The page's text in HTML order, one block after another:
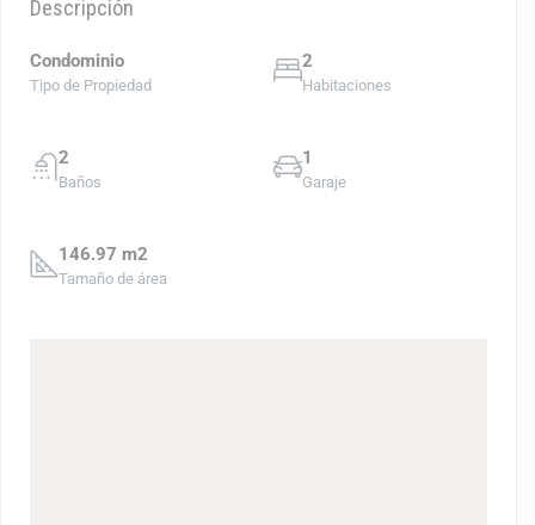
Descripción
Condominio
Tipo de Propiedad
2
Habitaciones
2
Baños
1
Garaje
146.97 m2
Tamaño de área